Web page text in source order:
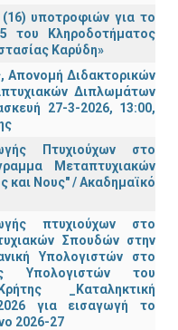
(16) υποτροφιών για το
του Κληροδοτήματος
Καρύδη»
Απονομή Διδακτορικών
Διπλωμάτων
27-3-2026, 13:00,
Πτυχιούχων στο
Μεταπτυχιακών
και Νους" / Ακαδημαϊκό
πτυχιούχων στo
Σπουδών στην
Υπολογιστών στο
Υπολογιστών του
_Καταληκτική
για εισαγωγή το
2026-27